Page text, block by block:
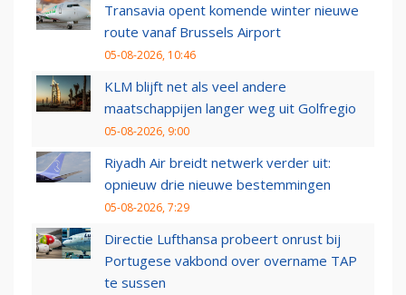
Transavia opent komende winter nieuwe
route vanaf Brussels Airport
05-08-2026, 10:46
KLM blijft net als veel andere
maatschappijen langer weg uit Golfregio
05-08-2026, 9:00
Riyadh Air breidt netwerk verder uit:
opnieuw drie nieuwe bestemmingen
05-08-2026, 7:29
Directie Lufthansa probeert onrust bij
Portugese vakbond over overname TAP
te sussen